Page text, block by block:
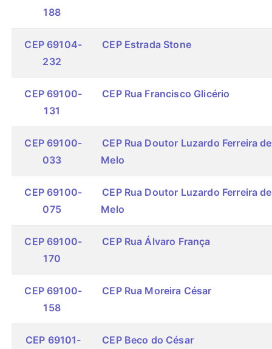
188
CEP 69104-
232
CEP Estrada Stone
CEP 69100-
131
CEP Rua Francisco Glicério
CEP 69100-
033
CEP Rua Doutor Luzardo Ferreira de
Melo
CEP 69100-
075
CEP Rua Doutor Luzardo Ferreira de
Melo
CEP 69100-
170
CEP Rua Álvaro França
CEP 69100-
158
CEP Rua Moreira César
CEP 69101-
CEP Beco do César